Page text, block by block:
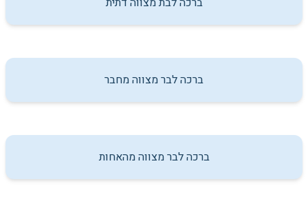
ברכה לבר מצווה מחבר
ברכה לבר מצווה מהאחות